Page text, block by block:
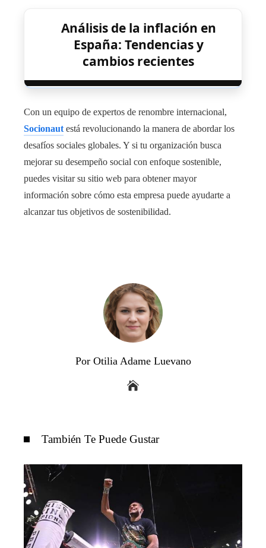
Análisis de la inflación en
España: Tendencias y
cambios recientes
Con un equipo de expertos de renombre internacional,
Socionaut está revolucionando la manera de abordar los
desafíos sociales globales. Y si tu organización busca
mejorar su desempeño social con enfoque sostenible,
puedes visitar su sitio web para obtener mayor
información sobre cómo esta empresa puede ayudarte a
alcanzar tus objetivos de sostenibilidad.
Por Otilia Adame Luevano
También Te Puede Gustar